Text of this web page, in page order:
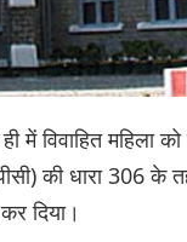
विवाहित महिला
की धारा 306 के
दिया।